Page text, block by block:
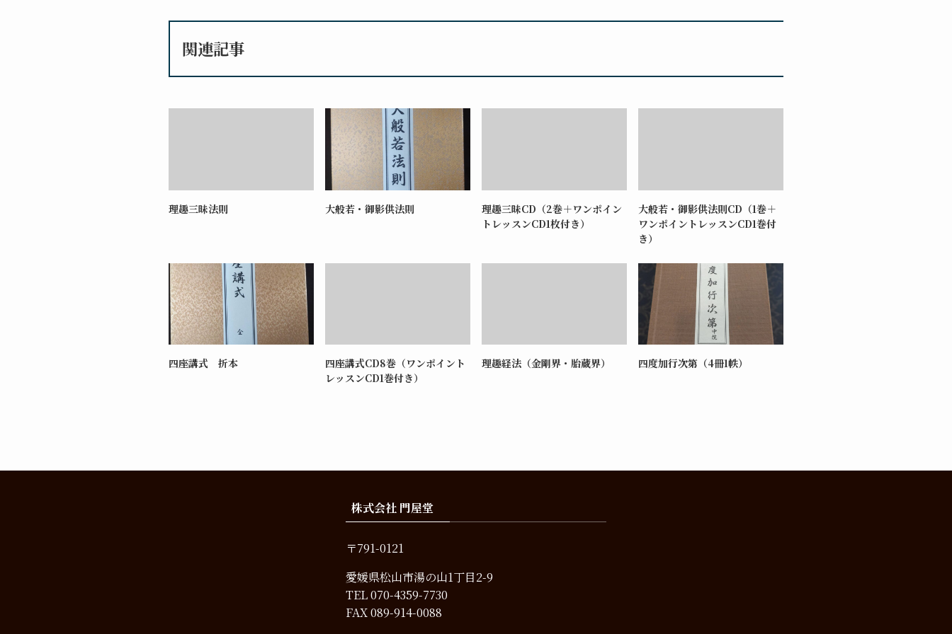
関連記事
理趣三昧法則 大般若・御影供法則
理趣三昧CD（2巻＋ワンポイン
トレッスンCD1枚付き）
大般若・御影供法則CD（1巻＋
ワンポイントレッスンCD1巻付
き）
四座講式 折本
四座講式CD8巻（ワンポイント
レッスンCD1巻付き）
理趣経法（金剛界・胎蔵界） 四度加行次第（4冊1帙）
株式会社 門屋堂
〒791-0121
愛媛県松山市湯の山1丁目2-9
TEL070-4359-7730
FAX 089-914-0088